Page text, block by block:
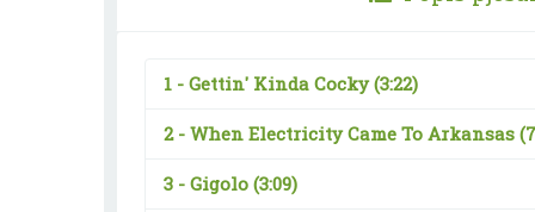
1 - Gettin' Kinda Cocky(3:22)
2 - When Electricity Came To Arkansas
3 - Gigolo (3:09)